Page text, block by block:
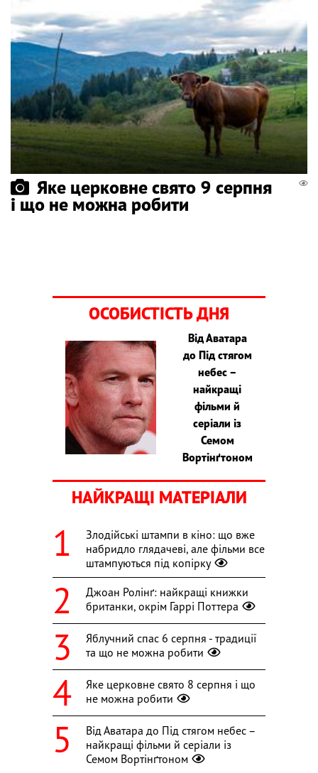
Яке церковне свято 9 серпня
і що не можна робити
ОСОБИСТІСТЬ ДНЯ
Від Аватара
до Під стягом
небес –
найкращі
фільми й
серіали із
Семом
Вортінґтоном
НАЙКРАЩІ МАТЕРІАЛИ
Злодійські штампи в кіно: що вже
набридло глядачеві, але фільми все
штампуються під копірку
Джоан Ролінґ: найкращі книжки
британки, окрім Гаррі Поттера
Яблучний спас 6 серпня - традиції
та що не можна робити
Яке церковне свято 8 серпня і що
не можна робити
Від Аватара до Під стягом небес –
найкращі фільми й серіали із
Семом Вортінґтоном